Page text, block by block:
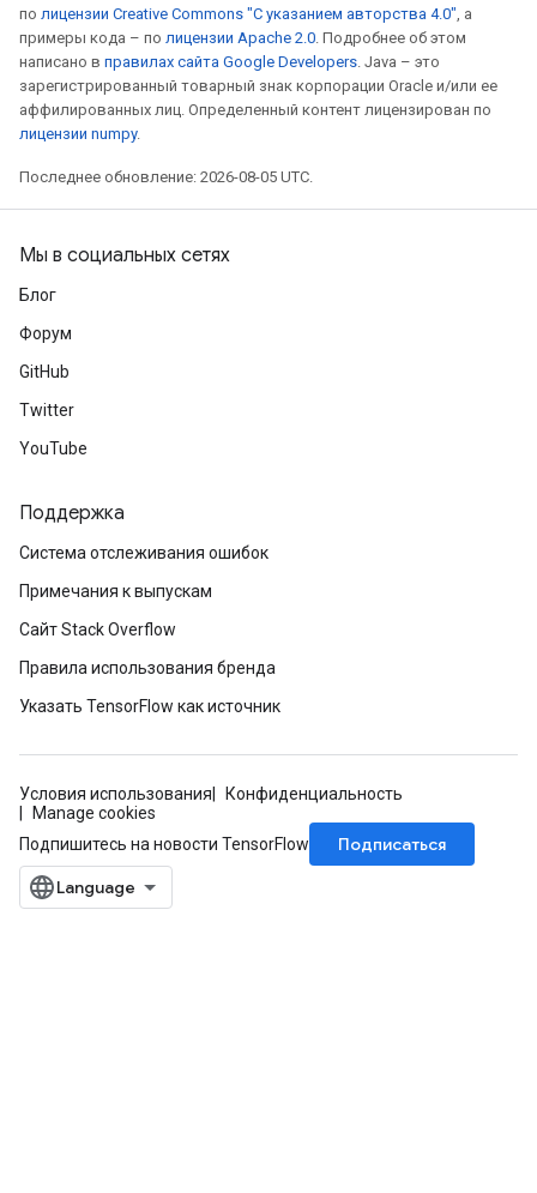
по лицензии Creative Commons "С указанием авторства 4.0", а
примеры кода – по лицензии Apache 2.0. Подробнее об этом
написано в правилах сайта Google Developers. Java – это
зарегистрированный товарный знак корпорации Oracle и/или ее
аффилированных лиц. Определенный контент лицензирован по
лицензии numpy.
Последнее обновление: 2026-08-05 UTC.
Мы в социальных сетях
Блог
Форум
GitHub
Twitter
YouTube
Поддержка
Система отслеживания ошибок
Примечания к выпускам
Сайт Stack Overflow
Правила использования бренда
Указать TensorFlow как источник
Условия использования
Конфиденциальность
Manage cookies
Подпишитесь на новости TensorFlow
Подписаться